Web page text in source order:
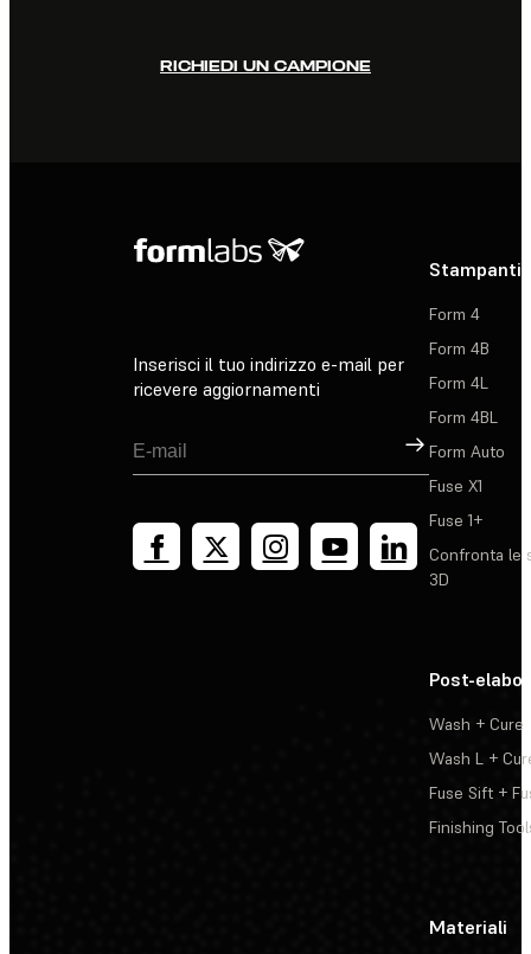
RICHIEDI UN CAMPIONE
Inserisci il tuo indirizzo e-mail per
ricevere aggiornamenti
Registrati
Stampanti
Form 4
Form 4B
Form 4L
Form 4BL
Form Auto
Fuse X1
Fuse 1+
Confronta le
3D
Post-
Wash + Cure
Wash L +
Fuse Sift +
Finishing
Materiali